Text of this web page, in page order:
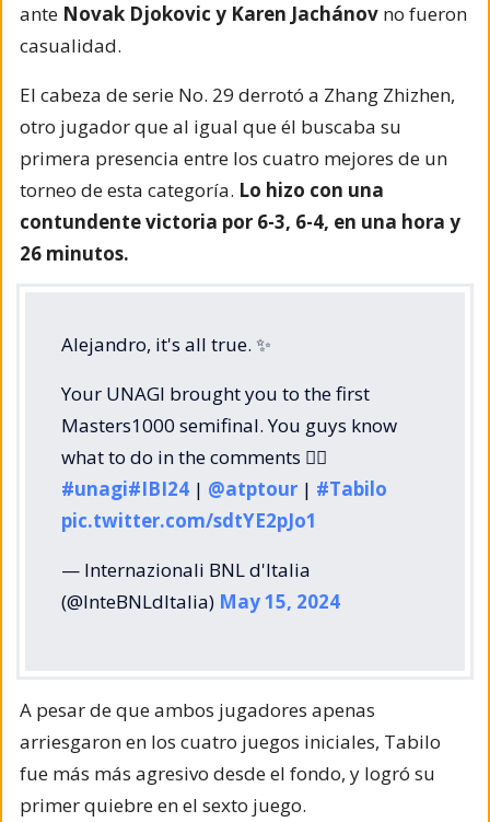
ante Novak Djokovic y Karen Jachánov no fueron
casualidad.
El cabeza de serie No. 29 derrotó a Zhang Zhizhen,
otro jugador que al igual que él buscaba su
primera presencia entre los cuatro mejores de un
torneo de esta categoría. Lo hizo con una
contundente victoria por 6-3, 6-4, en una hora y
26 minutos.
Alejandro, it's all true. ✨
Your UNAGI brought you to the first
Masters1000 semifinal. You guys know
what to do in the comments 👇🏻
#unagi#IBI24 | @atptour | #Tabilo
pic.twitter.com/sdtYE2pJo1
— Internazionali BNL d'Italia
(@InteBNLdItalia) May 15, 2024
A pesar de que ambos jugadores apenas
arriesgaron en los cuatro juegos iniciales, Tabilo
fue más más agresivo desde el fondo, y logró su
primer quiebre en el sexto juego.